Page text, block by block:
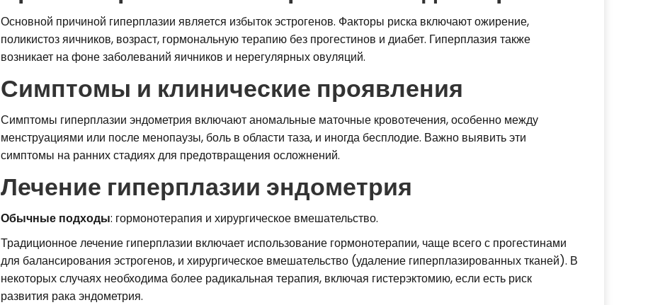
Основной причиной гиперплазии является избыток эстрогенов. Факторы риска включают ожирение,
поликистоз яичников, возраст, гормональную терапию без прогестинов и диабет. Гиперплазия также
возникает на фоне заболеваний яичников и нерегулярных овуляций.
Симптомы и клинические проявления
Симптомы гиперплазии эндометрия включают аномальные маточные кровотечения, особенно между
менструациями или после менопаузы, боль в области таза, и иногда бесплодие. Важно выявить эти
симптомы на ранних стадиях для предотвращения осложнений.
Лечение гиперплазии эндометрия
Обычные подходы: гормонотерапия и хирургическое вмешательство.
Традиционное лечение гиперплазии включает использование гормонотерапии, чаще всего с прогестинами
для балансирования эстрогенов, и хирургическое вмешательство (удаление гиперплазированных тканей). В
некоторых случаях необходима более радикальная терапия, включая гистерэктомию, если есть риск
развития рака эндометрия.